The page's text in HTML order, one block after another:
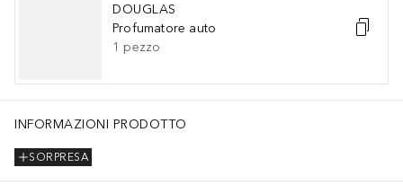
DOUGLAS
Profumatore auto
1 pezzo
INFORMAZIONI PRODOTTO
SORPRESA